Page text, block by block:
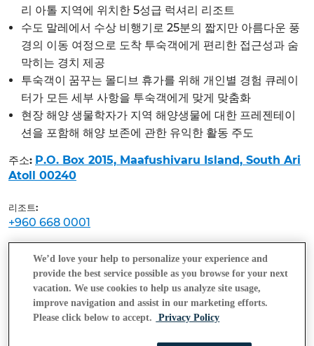
리 아톨 지역에 위치한 5성급 럭셔리 리조트
수도 말레에서 수상 비행기로 25분의 짧지만 아름다운 풍
경의 이동 여정으로 도착 투숙객에게 편리한 접근성과 숨
막히는 경치 제공
투숙객이 꿈꾸는 몰디브 휴가를 위해 개인별 경험 큐레이
터가 모든 세부 사항을 투숙객에게 맞게 맞춤화
현장 해양 생물학자가 지역 해양생물에 대한 프레젠테이
션을 포함해 해양 보존에 관한 유익한 활동 주도
주소: P.O. Box 2015, Maafushivaru Island, South Ari
Atoll 00240
리조트:
+960 668 0001
maldives.maafushivaru@outrigger.com
We’d love your help to personalize your experience and
provide the best service possible as you browse for your next
vacation. We use cookies to help us analyze site usage,
improve navigation and assist in our marketing efforts.
Please click below to accept.
Privacy Policy